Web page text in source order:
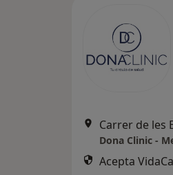
Carrer de les
Dona Clinic -
Acepta